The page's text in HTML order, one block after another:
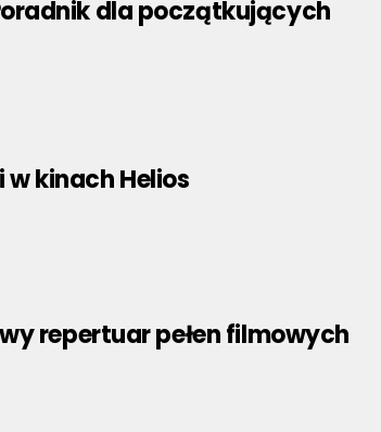
dla początkujących
kinach Helios
repertuar pełen filmowych